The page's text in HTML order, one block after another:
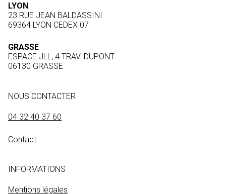
LYON
23 RUE JEAN BALDASSINI
69364 LYON CEDEX 07
GRASSE
ESPACE JLL, 4 TRAV. DUPONT
06130 GRASSE
NOUS CONTACTER
04 32 40 37 60
Contact
INFORMATIONS
Mentions légales